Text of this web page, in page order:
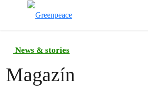
News & stories
Magazín